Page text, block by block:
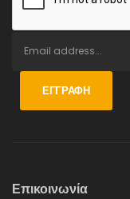
ΕΓΓΡΑΦΉ
Επικοινωνία